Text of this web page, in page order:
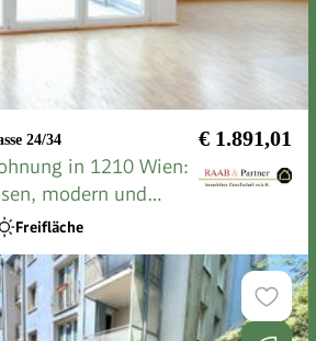
24/34 € 1.891,01
in 1210 Wien:
modern und
Freifläche